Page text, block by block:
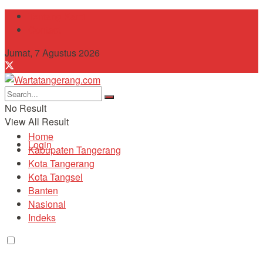
Jumat, 7 Agustus 2026
No Result
View All Result
Login
Home
Kabupaten Tangerang
Kota Tangerang
Kota Tangsel
Banten
Nasional
Indeks